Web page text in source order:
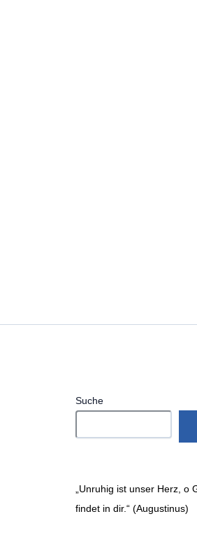
Suche
„Unruhig ist unser Herz, o
findet in dir.“ (Augustinus)